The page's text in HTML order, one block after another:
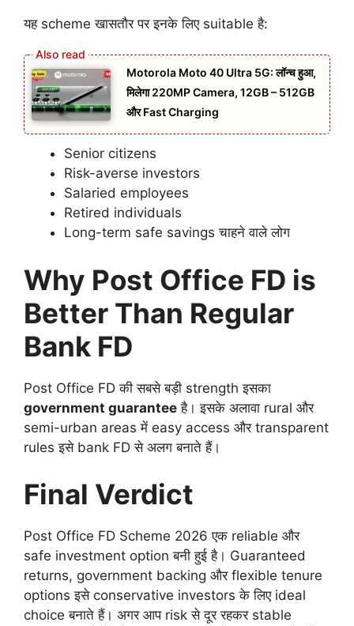
यह scheme खासतौर पर इनके लिए suitable है:
Motorola Moto 40 Ultra 5G: लॉन्च हुआ,
मिलेगा 220MP Camera, 12GB – 512GB
और Fast Charging
Senior citizens
Risk-averse investors
Salaried employees
Retired individuals
Long-term safe savings चाहने वाले लोग
Why Post Office FD is
Better Than Regular
Bank FD
Post Office FD की सबसे बड़ी strength इसका
government guarantee है। इसके अलावा rural और
semi-urban areas में easy access और transparent
rules इसे bank FD से अलग बनाते हैं।
Final Verdict
Post Office FD Scheme 2026 एक reliable और
safe investment option बनी हुई है। Guaranteed
returns, government backing और flexible tenure
options इसे conservative investors के लिए ideal
choice बनाते हैं। अगर आप risk से दूर रहकर stable